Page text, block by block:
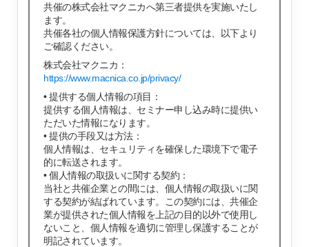
共催の株式会社マクニカへ第三者提供を実施いたし
ます。
共催各社の個人情報保護方針については、以下より
ご確認ください。
株式会社マクニカ：
https://www.macnica.co.jp/privacy/
• 提供する個人情報の項目：
提供する個人情報は、セミナー申し込み時に提供い
ただいた情報になります。
• 提供の手段又は方法：
個人情報は、セキュリティを確保した環境下で電子
的に転送されます。
• 個人情報の取扱いに関する契約：
当社と共催企業との間には、個人情報の取扱いに関
する契約が結ばれています。この契約には、共催企
業が提供された個人情報を上記の目的以外で使用し
ないこと、個人情報を適切に管理し保護することが
明記されています。